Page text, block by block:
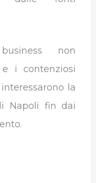
non
i contenziosi
la
Napoli fin dai